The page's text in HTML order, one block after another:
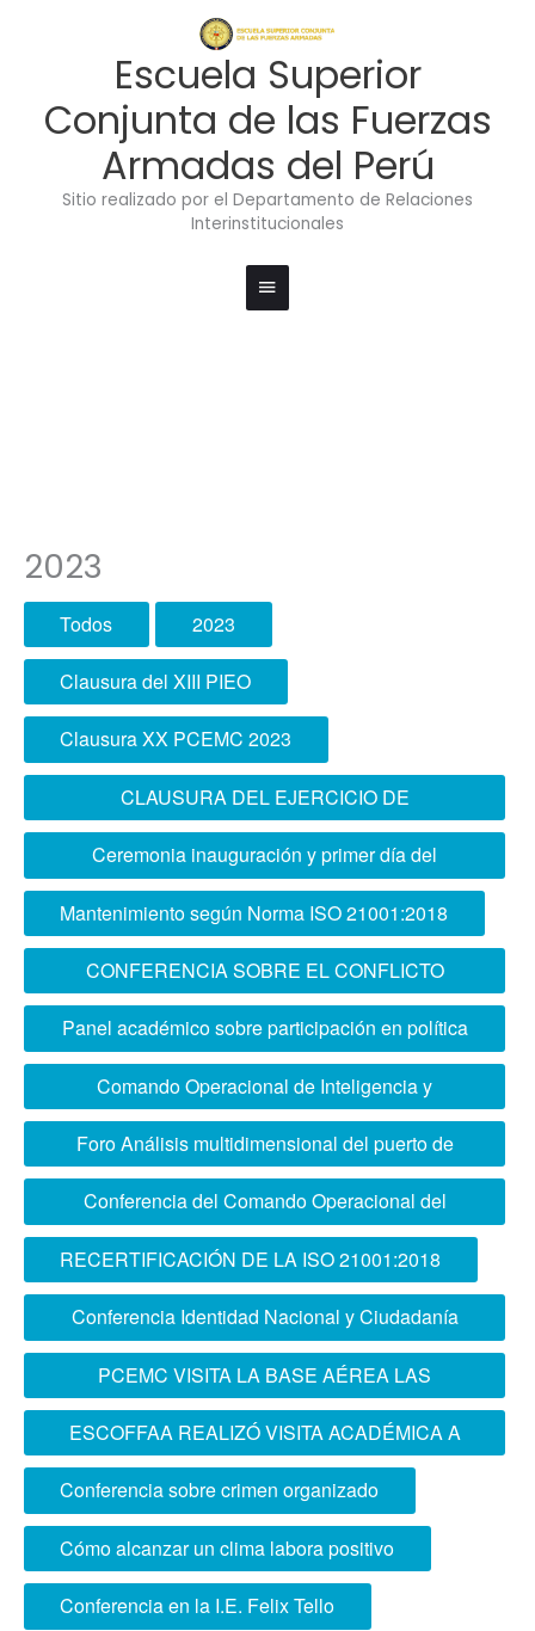
Escuela Superior
Conjunta de las Fuerzas
Armadas del Perú
Sitio realizado por el Departamento de Relaciones
Interinstitucionales
principal
2023
Todos 2023
Clausura del XIII PIEO
Clausura XX PCEMC 2023
CLAUSURA DEL EJERCICIO DE
PLANEAMIENTO OPERACIONAL CONJUNTO
Ceremonia inauguración y primer día del
Ejercicio Aplicativo ESCOFFAA 2023
Mantenimiento según Norma ISO 21001:2018
CONFERENCIA SOBRE EL CONFLICTO
PALESTINO-ISRAEL
Panel académico sobre participación en política
exterior
Comando Operacional de Inteligencia y
Operaciones Especiales Conjuntas (CIOEC)
Foro Análisis multidimensional del puerto de
Chancay
Conferencia del Comando Operacional del
Centro
RECERTIFICACIÓN DE LA ISO 21001:2018
Conferencia Identidad Nacional y Ciudadanía
en Colegio Pamer
PCEMC VISITA LA BASE AÉREA LAS
PALMAS
ESCOFFAA REALIZÓ VISITA ACADÉMICA A
COLOMBIA
Conferencia sobre crimen organizado
Cómo alcanzar un clima labora positivo
Conferencia en la I.E. Felix Tello